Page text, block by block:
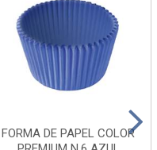
FORMA DE PAPEL COLOR